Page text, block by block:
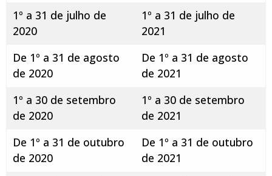
1º a 31 de julho de
2020
1º a 31 de julho de
2021
De 1º a 31 de agosto
de 2020
De 1º a 31 de agosto
de 2021
1º a 30 de setembro
de 2020
1º a 30 de setembro
de 2021
De 1º a 31 de outubro
de 2020
De 1º a 31 de outubro
de 2021